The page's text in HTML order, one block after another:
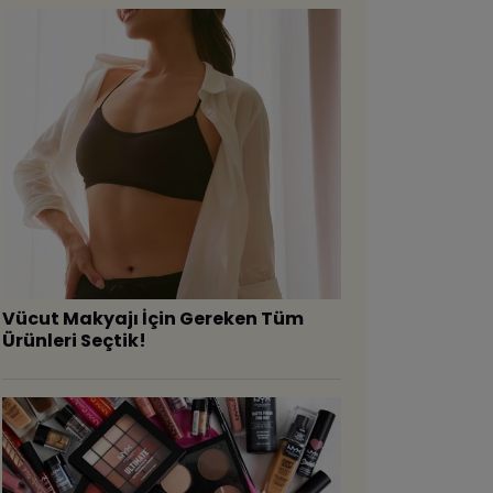
Vücut Makyajı İçin Gereken Tüm
Ürünleri Seçtik!